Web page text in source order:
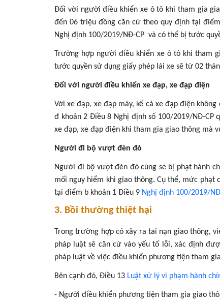
Đối vời người điều khiển xe ô tô khi tham gia
đến 06 triệu đồng căn cứ theo quy định tại
Nghị định 100/2019/NĐ-CP và có thể bị tước
Trường hợp người điều khiển xe ô tô khi tham
tước quyền sử dụng giấy phép lái xe sẽ từ 02
Đối với người điều khiển xe đạp, xe đạp điện
Với xe đạp, xe đạp máy, kể cả xe đạp điện
đ khoản 2 Điều 8 Nghị định số 100/2019/NĐ-
xe đạp, xe đạp điện khi tham gia giao thông mà
Người đi bộ vượt đèn đỏ
Người đi bộ vượt đèn đỏ cũng sẽ bị phạt hành
mối nguy hiểm khi giao thông. Cụ thể, mức
tại điểm b khoản 1 Điều 9 Nghị định 100/2019/
3. Bồi thường thiệt hại
Trong trường hợp có xảy ra tai nạn giao thông,
pháp luật sẽ căn cứ vào yếu tố lỗi, xác định
pháp luật về việc điều khiển phương tiện tham
Bên cạnh đó, Điều 13 Luật xử lý vi phạm hành
- Người điều khiển phương tiện tham gia giao